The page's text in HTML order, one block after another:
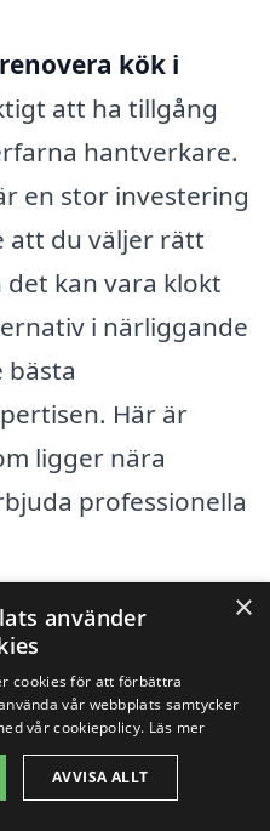
renovera kök i
att ha tillgång
hantverkare.
en stor investering
att du väljer rätt
kan vara klokt
i närliggande
Här är
ligger nära
professionella
×
använder
cookies för att förbättra
vår webbplats samtycker
vår cookiepolicy. Läs mer
AVVISA ALLT